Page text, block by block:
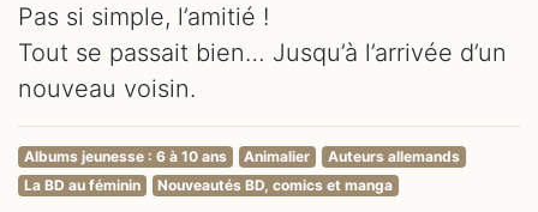
Pas si simple, l’amitié !
Tout se passait bien… Jusqu’à l’arrivée d’un
nouveau voisin.
Albums jeunesse : 6 à 10 ans Animalier
Auteurs allemands
La BD au féminin
Nouveautés BD, comics et manga